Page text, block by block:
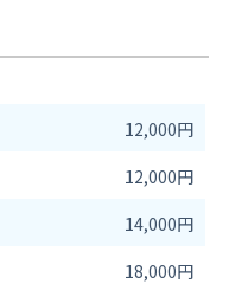
12,000円
12,000円
14,000円
18,000円